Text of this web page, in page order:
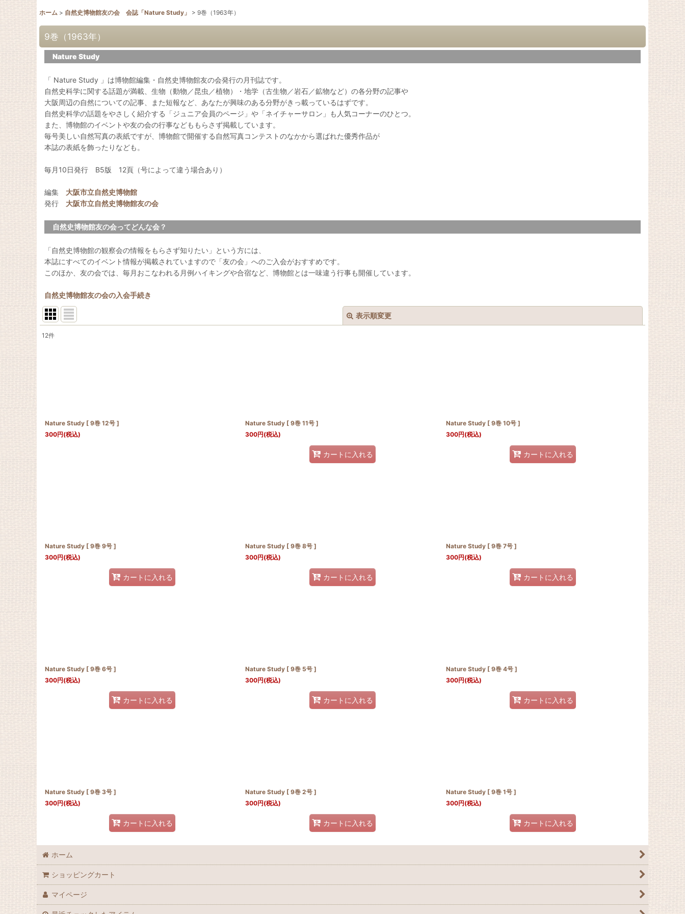
ホーム > 自然史博物館友の会 会誌「Nature Study」 > 9巻（1963年）
9巻（1963年）
Nature Study
「 Nature Study 」は博物館編集・自然史博物館友の会発行の月刊誌です。
自然史科学に関する話題が満載、生物（動物／昆虫／植物）・地学（古生物／岩石／鉱物など）の各分野の記事や
大阪周辺の自然についての記事、また短報など、あなたが興味のある分野がきっ載っているはずです。
自然史科学の話題をやさしく紹介する「ジュニア会員のページ」や「ネイチャーサロン」も人気コーナーのひとつ。
また、博物館のイベントや友の会の行事などももらさず掲載しています。
毎号美しい自然写真の表紙ですが、博物館で開催する自然写真コンテストのなかから選ばれた優秀作品が
本誌の表紙を飾ったりなども。
毎月10日発行 B5版 12頁（号によって違う場合あり）
編集 大阪市立自然史博物館
発行 大阪市立自然史博物館友の会
自然史博物館友の会ってどんな会？
「自然史博物館の観察会の情報をもらさず知りたい」という方には、
本誌にすべてのイベント情報が掲載されていますので「友の会」へのご入会がおすすめです。
このほか、友の会では、毎月おこなわれる月例ハイキングや合宿など、博物館とは一味違う行事も開催しています。
自然史博物館友の会の入会手続き
表示順変更
12件
Nature Study [ 9巻 12号 ]
300円(税込)
Nature Study [ 9巻 11号 ]
300円(税込)
カートに入れる
Nature Study [ 9巻 10号 ]
300円(税込)
カートに入れる
Nature Study [ 9巻 9号 ]
300円(税込)
カートに入れる
Nature Study [ 9巻 8号 ]
300円(税込)
カートに入れる
Nature Study [ 9巻 7号 ]
300円(税込)
カートに入れる
Nature Study [ 9巻 6号 ]
300円(税込)
カートに入れる
Nature Study [ 9巻 5号 ]
300円(税込)
カートに入れる
Nature Study [ 9巻 4号 ]
300円(税込)
カートに入れる
Nature Study [ 9巻 3号 ]
300円(税込)
カートに入れる
Nature Study [ 9巻 2号 ]
300円(税込)
カートに入れる
Nature Study [ 9巻 1号 ]
300円(税込)
カートに入れる
ホーム
ショッピングカート
マイページ